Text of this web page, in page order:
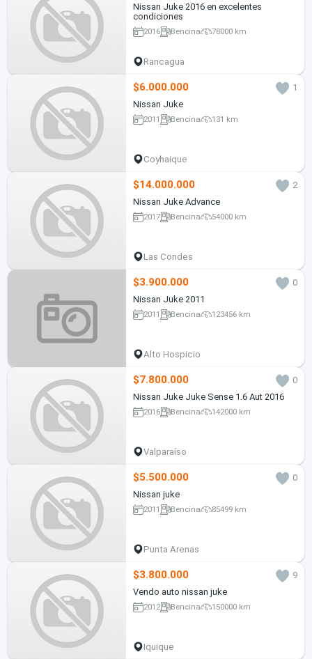
Nissan Juke 2016 en excelentes
condiciones
2016 Bencina 78000 km
Rancagua
$6.000.000
1
Nissan Juke
2011 Bencina 131 km
Coyhaique
$14.000.000
2
Nissan Juke Advance
2017 Bencina 54000 km
Las Condes
$3.900.000
0
Nissan Juke 2011
2011 Bencina 123456 km
Alto Hospicio
$7.800.000
0
Nissan Juke Juke Sense 1.6 Aut 2016
2016 Bencina 142000 km
Valparaíso
$5.500.000
0
Nissan juke
2011 Bencina 85499 km
Punta Arenas
$3.800.000
9
Vendo auto nissan juke
2012 Bencina 150000 km
Iquique